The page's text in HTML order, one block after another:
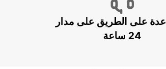
على الطريق على مدار
24 ساعة